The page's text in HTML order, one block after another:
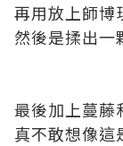
再用放上師博
然後是揉出一
最後加上蔓
真不敢想像這